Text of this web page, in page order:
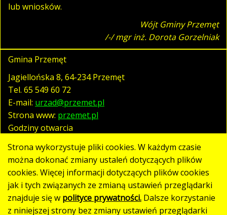
lub wniosków.
Wójt Gminy Przemęt
/-/ mgr inż. Dorota Gorzelniak
Gmina Przemęt
Jagiellońska 8, 64-234 Przemęt
Tel. 65 549 60 72
E-mail: urzad@przemet.pl
Strona www: przemet.pl
Godziny otwarcia
pn. - pt. 07:30 - 15:30
Polityka prywatności
Klauzula RODO
Deklaracja dostępności
Strona wykorzystuje pliki cookies. W każdym czasie
można dokonać zmiany ustaleń dotyczących plików
cookies. Więcej informacji dotyczących plików cookies
jak i tych związanych ze zmianą ustawień przeglądarki
znajduje się w polityce prywatności. Dalsze korzystanie
z niniejszej strony bez zmiany ustawień przeglądarki